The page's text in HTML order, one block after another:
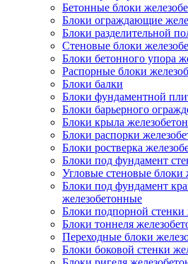
Бетонные блоки
Блоки ограждающие
Блоки разделительной
Стеновые блоки
Блоки бетонного упора
Распорные блоки
Блоки балки
Блоки фундаментной
Блоки барьерного
Блоки крыла
Блоки распорки
Блоки ростверка
Блоки под фундамент
Угловые стеновые блоки
Блоки под фундамент
железобетонные
Блоки подпорной стенки
Блоки тоннеля
Переходные блоки
Блоки боковой стенки